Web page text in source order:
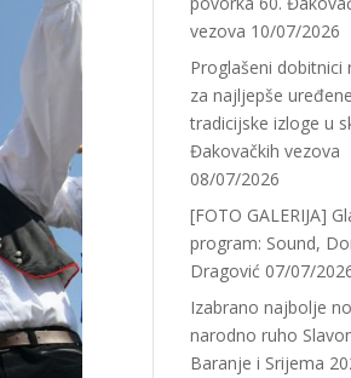
vezova 10/07/2026
Proglašeni dobitnici
za najljepše uređene
tradicijske izloge u
Đakovačkih vezova
08/07/2026
[FOTO GALERIJA]
program: Sound,
Dragović 07/07/
Izabrano najbolje
narodno ruho
Baranje i Srijema